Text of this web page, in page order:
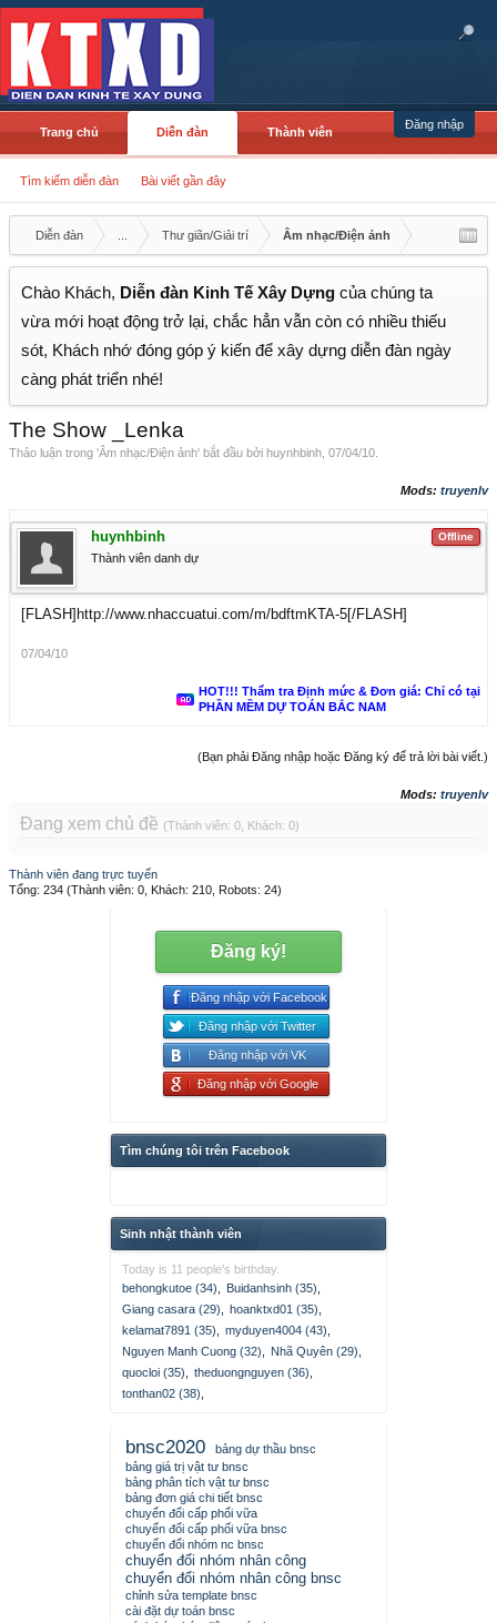
Đăng nhập
Trang chủ Diễn đàn
Tìm kiếm diễn đàn Bài viết gần đây
Thành viên
Diễn đàn Thư giãn/Giải trí Âm nhạc/Điện ảnh
Chào Khách, Diễn đàn Kinh Tế Xây Dựng của chúng ta
vừa mới hoạt động trở lại, chắc hẳn vẫn còn có nhiều thiếu
sót, Khách nhớ đóng góp ý kiến để xây dựng diễn đàn ngày
càng phát triển nhé!
The Show _Lenka
Thảo luận trong 'Âm nhạc/Điện ảnh' bắt đầu bởi huynhbinh 07/04/10
Mods: truyenlv
Offline
huynhbinh
Thành viên danh dự
[FLASH]http://www.nhaccuatui.com/m/bdftmKTA-5[/FLASH]
07/04/10
HOT!!! Thẩm tra Định mức & Đơn giá: Chỉ có tại
PHẦN MỀM DỰ TOÁN BẮC NAM
(Bạn phải Đăng nhập hoặc Đăng ký để trả lời bài viết.)
Mods: truyenlv
Đang xem chủ đề (Thành viên: 0, Khách: 0)
Thành viên đang trực tuyến
Tổng: 234 (Thành viên: 0, Khách: 210, Robots: 24)
Đăng ký!
Đăng nhập với Facebook
Đăng nhập với Twitter
Đăng nhập với VK
Đăng nhập với Google
Tìm chúng tôi trên Facebook
Sinh nhật thành viên
Today is 11 people's birthday.
behongkutoe (34)
Buidanhsinh (35)
Giang casara (29)
hoanktxd01 (35)
kelamat7891 (35)
myduyen4004 (43)
Nguyen Manh Cuong (32)
Nhã Quyên (29)
quocloi (35)
theduongnguyen (36)
tonthan02 (38)
bnsc2020
bảng dự thầu bnsc
bảng giá trị vật tư bnsc
bảng phân tích vật tư bnsc
bảng đơn giá chi tiết bnsc
chuyển đổi cấp phối vữa
chuyển đổi cấp phối vữa bnsc
chuyển đổi nhóm nc bnsc
chuyển đổi nhóm nhân công
chuyển đổi nhóm nhân công bnsc
chỉnh sửa template bnsc
cài đặt dự toán bnsc